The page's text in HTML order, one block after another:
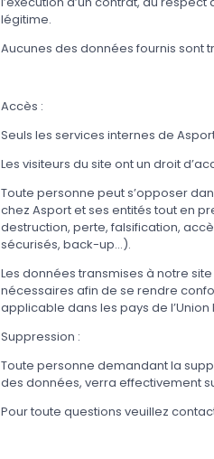
légitime.
Aucunes des données fournis sont
Accès :
Seuls les services internes de
Les visiteurs du site ont un droit
Toute personne peut s’opposer
chez Asport et ses entités tout en
destruction, perte, falsification,
sécurisés, back-up…).
Les données transmises à notre
nécessaires afin de se rendre
applicable dans les pays de l’Union
Suppression :
Toute personne demandant la
des données, verra effectivement
Pour toute questions veuillez